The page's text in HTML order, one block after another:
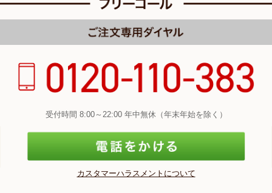
受付時間 8:00～22:00 年中無休（年末年始を除く）
カスタマーハラスメントについて